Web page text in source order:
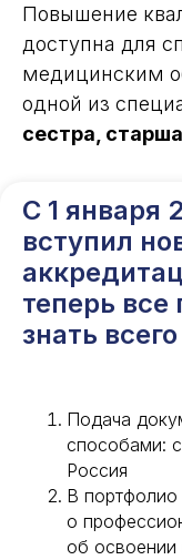
Повышение
доступна для
медицинским
одной из
сестра,
С 1 января
вступил
теперь
знать
Подача
способами:
Россия
В портфолио
о
об